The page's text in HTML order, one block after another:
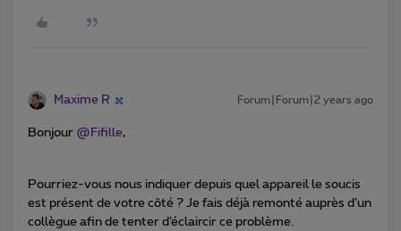
Maxime R Forum|Forum|2 years ago
Bonjour @Fifille,
Pourriez-vous nous indiquer depuis quel appareil le soucis
est présent de votre côté ? Je fais déjà remonté auprès d’un
collègue afin de tenter d’éclaircir ce problème.